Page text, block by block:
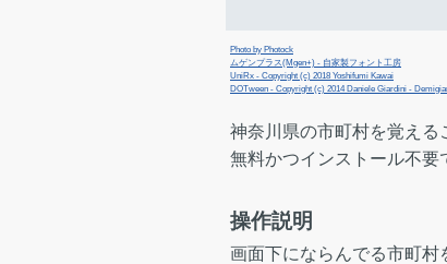
Photo by Photock
ムゲンプラス(Mgen+) - 自家製フォント工房
UniRx - Copyright (c) 2018 Yoshifumi Kawai
DOTween - Copyright (c) 2014 Daniele Giardini -
神奈川県の市町村を覚え
無料かつインストール不要
操作説明
画面下にならんでる市町